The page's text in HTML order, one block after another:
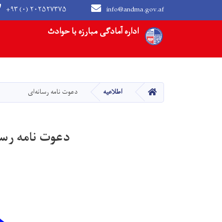
اداره آمادگی مبارزه با حوادث
info@andma.gov.af +۹۳ (۰) ۲۰۲۵۲۷۳۷۵
Main navigation
HOME اطلاعیه دعوت نامه رسانه‌ای
دعوت نامه